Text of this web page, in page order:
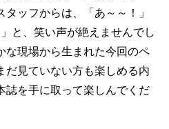
ッフからは、「あ～～！」
と、笑い声が絶えませんでし
な現場から生まれた今回のペ
だ見ていない方も楽しめる内
誌を手に取って楽しんでくだ